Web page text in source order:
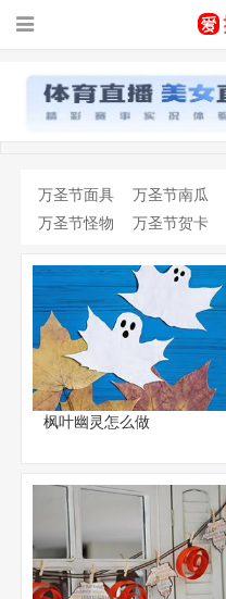
万圣节面具 万圣节南瓜
万圣节怪物
万圣节贺卡
枫叶幽灵怎么做